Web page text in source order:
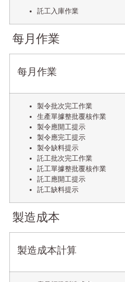
託工入庫作業
每月作業
每月作業
製令批次完工作業
生產單據整批覆核作業
製令應開工提示
製令應完工提示
製令缺料提示
託工批次完工作業
託工單據整批覆核作業
託工應開工提示
託工缺料提示
製造成本
製造成本計算